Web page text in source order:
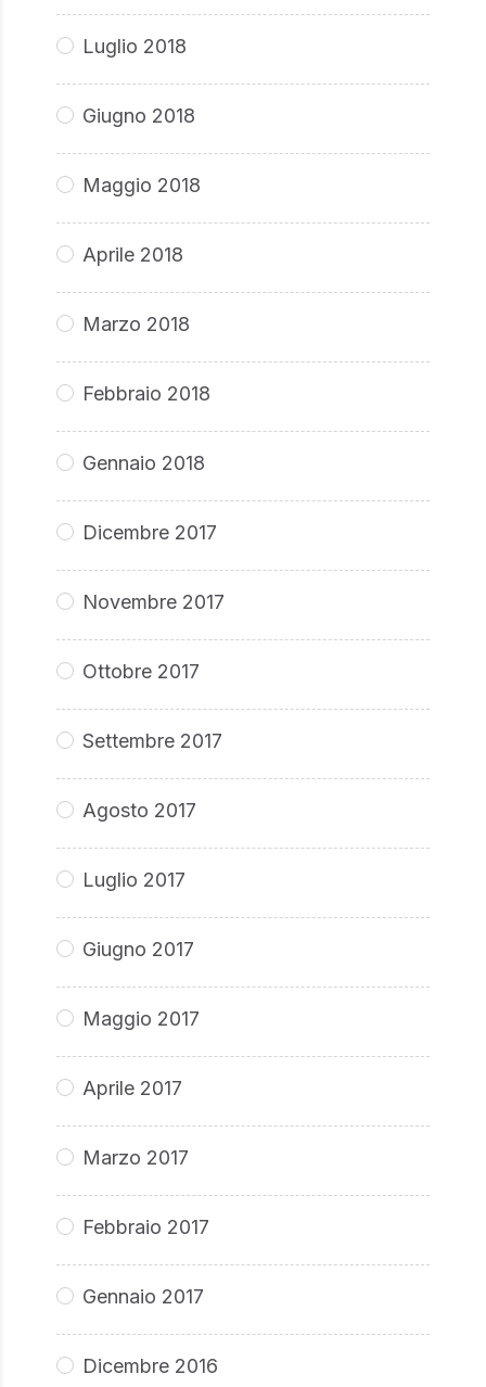
Luglio 2018
Giugno 2018
Maggio 2018
Aprile 2018
Marzo 2018
Febbraio 2018
Gennaio 2018
Dicembre 2017
Novembre 2017
Ottobre 2017
Settembre 2017
Agosto 2017
Luglio 2017
Giugno 2017
Maggio 2017
Aprile 2017
Marzo 2017
Febbraio 2017
Gennaio 2017
Dicembre 2016